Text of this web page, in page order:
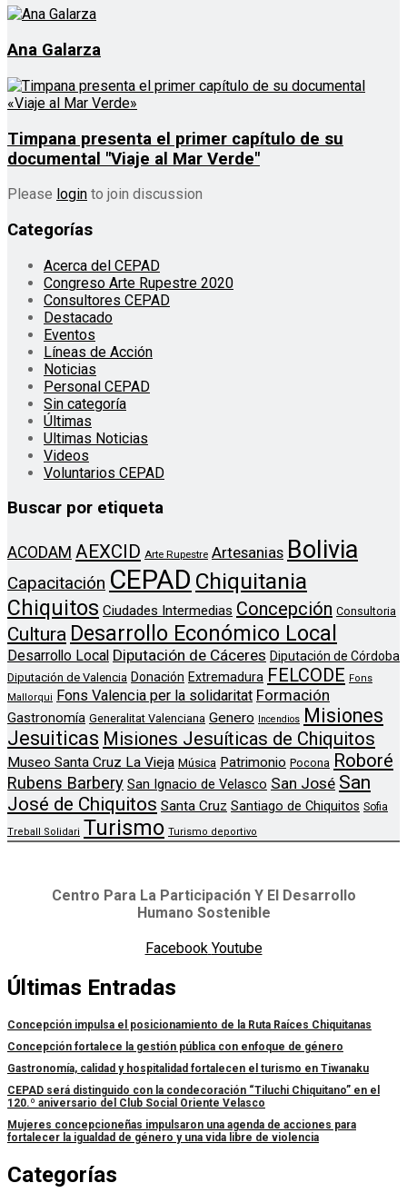
Ana Galarza
Timpana presenta el primer capítulo de su
documental "Viaje al Mar Verde"
Please login to join discussion
Categorías
Acerca del CEPAD
Congreso Arte Rupestre 2020
Consultores CEPAD
Destacado
Eventos
Líneas de Acción
Noticias
Personal CEPAD
Sin categoría
Últimas
Ultimas Noticias
Videos
Voluntarios CEPAD
Buscar por etiqueta
ACODAM AEXCID Arte Rupestre Artesanias Bolivia
Capacitación CEPAD Chiquitania
Chiquitos Ciudades Intermedias Concepción Consultoria
Cultura Desarrollo Económico Local
Desarrollo Local Diputación de Cáceres Diputación de Córdoba
Diputación de Valencia Donación Extremadura FELCODE Fons
Mallorqui Fons Valencia per la solidaritat Formación
Gastronomía Generalitat Valenciana Genero Incendios Misiones
Jesuiticas Misiones Jesuíticas de Chiquitos
Museo Santa Cruz La Vieja Música Patrimonio Pocona Roboré
Rubens Barbery San Ignacio de Velasco San José San
José de Chiquitos Santa Cruz Santiago de Chiquitos Sofia
Treball Solidari Turismo Turismo deportivo
Centro Para La Participación Y El Desarrollo
Humano Sostenible
Facebook Youtube
Últimas Entradas
Concepción impulsa el posicionamiento de la Ruta Raíces Chiquitanas
Concepción fortalece la gestión pública con enfoque de género
Gastronomía, calidad y hospitalidad fortalecen el turismo en Tiwanaku
CEPAD será distinguido con la condecoración “Tiluchi Chiquitano” en el
120.º aniversario del Club Social Oriente Velasco
Mujeres concepcioneñas impulsaron una agenda de acciones para
fortalecer la igualdad de género y una vida libre de violencia
Categorías